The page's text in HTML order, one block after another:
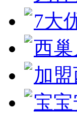
7大
西
加
宝